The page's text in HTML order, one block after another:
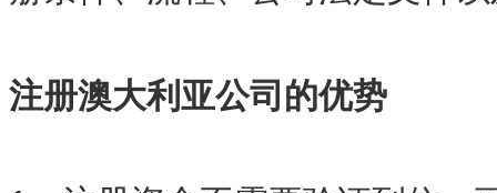
注册澳大利亚公司的优势